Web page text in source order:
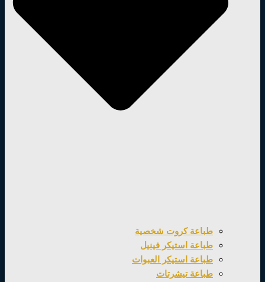
طباعة كروت شخصية
طباعة استيكر فينيل
طباعة استيكر العبوات
طباعة تيشرتات